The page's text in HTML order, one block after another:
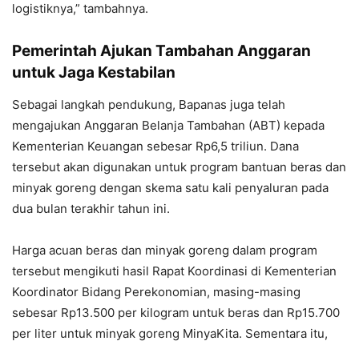
logistiknya,” tambahnya.
Pemerintah Ajukan Tambahan Anggaran
untuk Jaga Kestabilan
Sebagai langkah pendukung, Bapanas juga telah
mengajukan Anggaran Belanja Tambahan (ABT) kepada
Kementerian Keuangan sebesar Rp6,5 triliun. Dana
tersebut akan digunakan untuk program bantuan beras dan
minyak goreng dengan skema satu kali penyaluran pada
dua bulan terakhir tahun ini.
Harga acuan beras dan minyak goreng dalam program
tersebut mengikuti hasil Rapat Koordinasi di Kementerian
Koordinator Bidang Perekonomian, masing-masing
sebesar Rp13.500 per kilogram untuk beras dan Rp15.700
per liter untuk minyak goreng MinyaKita. Sementara itu,